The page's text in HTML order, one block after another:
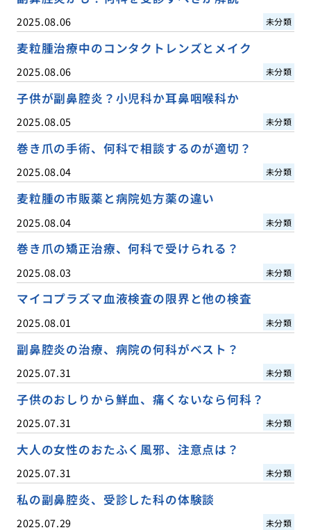
2025.08.06 未分類
麦粒腫治療中のコンタクトレンズとメイク
2025.08.06 未分類
子供が副鼻腔炎？小児科か耳鼻咽喉科か
2025.08.05 未分類
巻き爪の手術、何科で相談するのが適切？
2025.08.04 未分類
麦粒腫の市販薬と病院処方薬の違い
2025.08.04 未分類
巻き爪の矯正治療、何科で受けられる？
2025.08.03 未分類
マイコプラズマ血液検査の限界と他の検査
2025.08.01 未分類
副鼻腔炎の治療、病院の何科がベスト？
2025.07.31 未分類
子供のおしりから鮮血、痛くないなら何科？
2025.07.31 未分類
大人の女性のおたふく風邪、注意点は？
2025.07.31 未分類
私の副鼻腔炎、受診した科の体験談
2025.07.29 未分類